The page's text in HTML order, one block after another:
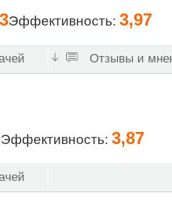
Эффективность: 3,97
Отзывы и
Эффективность: 3,87